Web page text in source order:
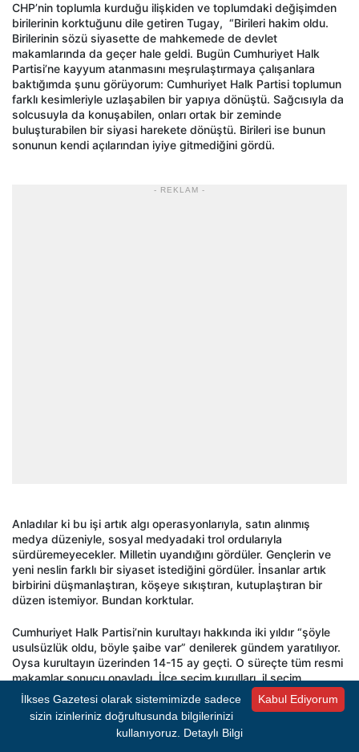
CHP’nin toplumla kurduğu ilişkiden ve toplumdaki değişimden
birilerinin korktuğunu dile getiren Tugay, “Birileri hakim oldu.
Birilerinin sözü siyasette de mahkemede de devlet
makamlarında da geçer hale geldi. Bugün Cumhuriyet Halk
Partisi’ne kayyum atanmasını meşrulaştırmaya çalışanlara
baktığımda şunu görüyorum: Cumhuriyet Halk Partisi toplumun
farklı kesimleriyle uzlaşabilen bir yapıya dönüştü. Sağcısıyla da
solcusuyla da konuşabilen, onları ortak bir zeminde
buluşturabilen bir siyasi harekete dönüştü. Birileri ise bunun
sonunun kendi açılarından iyiye gitmediğini gördü.
- REKLAM -
Anladılar ki bu işi artık algı operasyonlarıyla, satın alınmış
medya düzeniyle, sosyal medyadaki trol ordularıyla
sürdüremeyecekler. Milletin uyandığını gördüler. Gençlerin ve
yeni neslin farklı bir siyaset istediğini gördüler. İnsanlar artık
birbirini düşmanlaştıran, köşeye sıkıştıran, kutuplaştıran bir
düzen istemiyor. Bundan korktular.
Cumhuriyet Halk Partisi’nin kurultayı hakkında iki yıldır “şöyle
usulsüzlük oldu, böyle şaibe var” denilerek gündem yaratılıyor.
Oysa kurultayın üzerinden 14-15 ay geçti. O süreçte tüm resmi
makamlar sonucu onayladı. İlçe seçim kurulları, il seçim
kurulları, Yüksek Seçim Kurulu… Hepsi onay verdi. O gün
kimsenin sesi çıkmadı. Sonra birdenbire ortaya çıkıp “Bu
kurultayda usulsüzlük var” demeye başladılar.
Kabul Ediyorum
İlkses Gazetesi olarak sistemimizde sadece
sizin izinleriniz doğrultusunda bilgilerinizi
kullanıyoruz. Detaylı Bilgi